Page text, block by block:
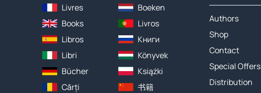
Livres
Books
Libros
Libri
Bücher
Cărți
Boeken
Livros
Книги
Könyvek
Książki
书籍
Authors
Shop
Contact
Special Offers
Distribution